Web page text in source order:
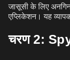
जासूसी के लिए
एप्लिकेशन। यह
चरण 2: